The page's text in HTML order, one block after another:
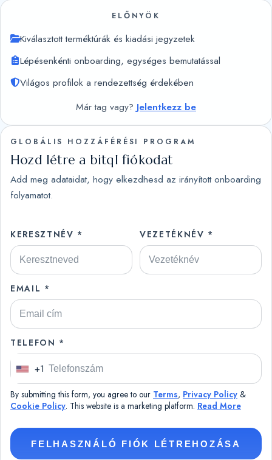
ELŐNYÖK
Kiválasztott terméktúrák és kiadási jegyzetek
Lépésenkénti onboarding, egységes bemutatással
Világos profilok a rendezettség érdekében
Már tag vagy? Jelentkezz be
GLOBÁLIS HOZZÁFÉRÉSI PROGRAM
Hozd létre a bitql fiókodat
Add meg adataidat, hogy elkezdhesd az irányított onboarding
folyamatot.
KERESZTNÉV * VEZETÉKNÉV *
EMAIL *
TELEFON *
U
n
i
+1
By submitting this form, you agree to our Terms, Privacy Policy &
Cookie Policy. This website is a marketing platform. Read More
FELHASZNÁLÓ FIÓK LÉTREHOZÁSA